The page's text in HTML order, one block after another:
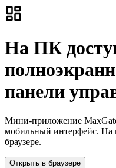
На ПК
панели
Мини-приложение
мобильный интерфейс. На
браузере.
Открыть в браузере